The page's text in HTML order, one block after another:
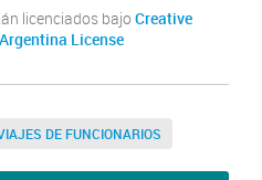
licenciados bajo Creative
License
DE FUNCIONARIOS